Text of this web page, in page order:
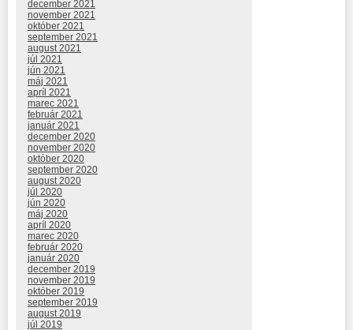
december 2021
november 2021
október 2021
september 2021
august 2021
júl 2021
jún 2021
máj 2021
apríl 2021
marec 2021
február 2021
január 2021
december 2020
november 2020
október 2020
september 2020
august 2020
júl 2020
jún 2020
máj 2020
apríl 2020
marec 2020
február 2020
január 2020
december 2019
november 2019
október 2019
september 2019
august 2019
júl 2019